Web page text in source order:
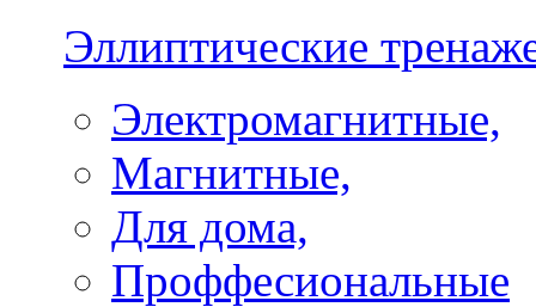
Эллиптические
Электромагнитные,
Магнитные,
Для дома,
Проффесиональные